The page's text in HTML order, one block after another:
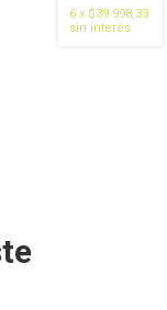
6 x $39.998,33
sin interés